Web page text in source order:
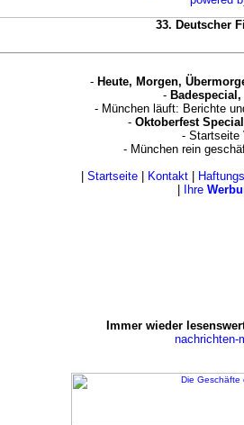
33. Deutscher
- Heute, Morgen,
-
- München läuft: Berichte
- Oktoberfest Special
- Startseite
- München rein
Startseite Kontakt
Ihre
Immer wieder
nachrichten-